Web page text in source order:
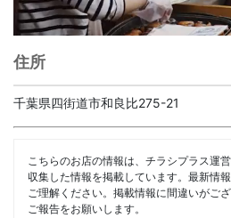
住所
千葉県四街道市和良比275-21
こちらのお店の情報は、チラシプラス運
収集した情報を掲載しています。最新情
ご理解ください。掲載情報に間違いがご
ご報告をお願いします。